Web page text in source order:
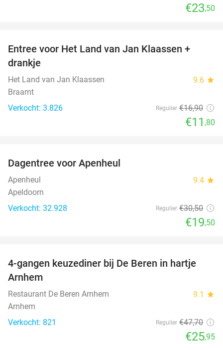
€23,50
Entree voor Het Land van Jan Klaassen +
drankje
Het Land van Jan Klaassen 9.6 star
Braamt
Verkocht: 3.826
Regulier €16,90
€11 ,80
Dagentree voor Apenheul
Apenheul 9.4 star
Apeldoorn
Verkocht: 32.928
Regulier €30,50
€19,50
46%
4-gangen keuzediner bij De Beren in hartje
Arnhem
Restaurant De Beren Arnhem 9.1 star
Arnhem
Verkocht: 821
Regulier €47,70
€25,95